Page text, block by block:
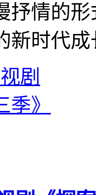
抒情的
新时代